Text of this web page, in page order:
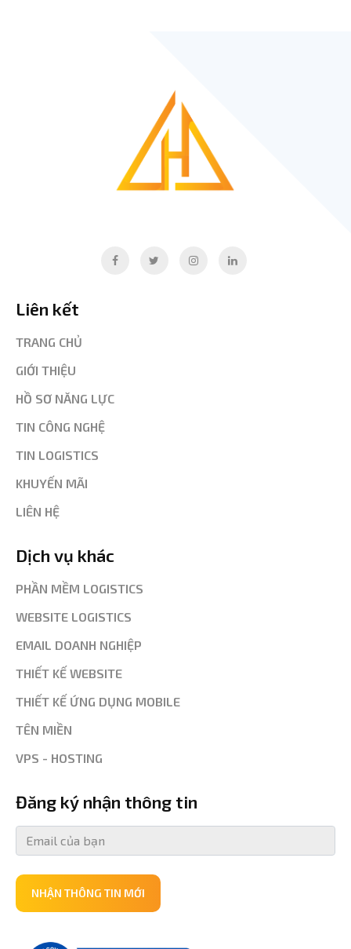
Liên kết
TRANG CHỦ
GIỚI THIỆU
HỒ SƠ NĂNG LỰC
TIN CÔNG NGHỆ
TIN LOGISTICS
KHUYẾN MÃI
LIÊN HỆ
Dịch vụ khác
PHẦN MỀM LOGISTICS
WEBSITE LOGISTICS
EMAIL DOANH NGHIỆP
THIẾT KẾ WEBSITE
THIẾT KẾ ỨNG DỤNG MOBILE
TÊN MIỀN
VPS - HOSTING
Đăng ký nhận thông tin
NHẬN THÔNG TIN MỚI